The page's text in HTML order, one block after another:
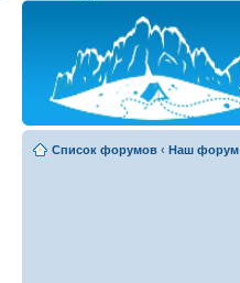
Список форумов ‹ Наш форум